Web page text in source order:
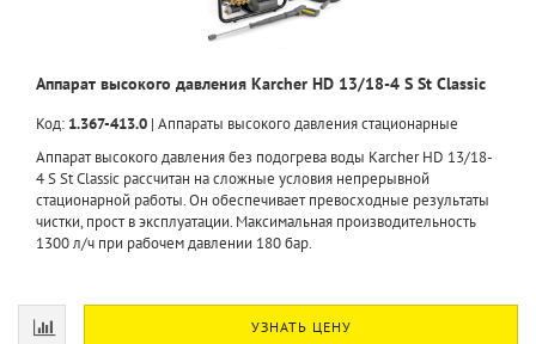
Аппарат высокого давления Karcher HD 13/18-4 S St Classic
Код: 1.367-413.0 | Аппараты высокого давления стационарные
Аппарат высокого давления без подогрева воды Karcher HD 13/18-
4 S St Classic рассчитан на сложные условия непрерывной
стационарной работы. Он обеспечивает превосходные результаты
чистки, прост в эксплуатации. Максимальная производительность
1300 л/ч при рабочем давлении 180 бар.
УЗНАТЬ ЦЕНУ